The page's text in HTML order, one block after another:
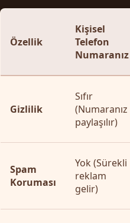
Özellik
Kişisel
Telefon
Numaranız
Gizlilik
Sıfır
(Numaranız
paylaşılır)
Spam
Koruması
Yok (Sürekli
reklam
gelir)